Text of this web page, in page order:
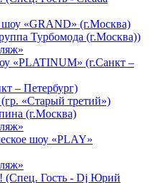
шоу «GRAND» (г.Москва)
Турбомода (г.Москва))
«PLATINUM» (г.Санкт –
– Петербург)
«Старый третий»)
(г.Москва)
шоу «PLAY»
(Спец. Гость - Dj Юрий